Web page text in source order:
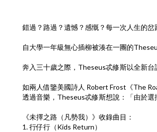
錯過？路過？遺憾？感慨？每一次人生的
自大學一年級無心插柳被湊在一團的
奔入三十歲之際，Theseus忒修斯以全新
如兩人借鑒美國詩人 Robert Frost《The
透過音樂，Theseus忒修斯想說：「由於選
《未擇之路（凡勢我）》收錄曲目：
1. 行仔行（Kids Return）